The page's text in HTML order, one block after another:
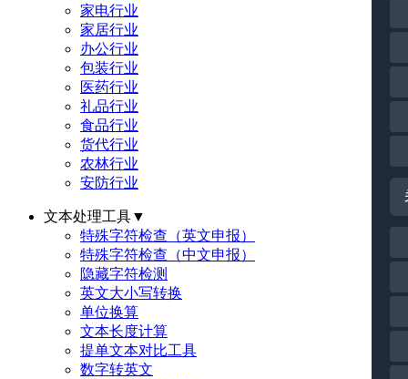
家电行业
家居行业
办公行业
包装行业
医药行业
礼品行业
食品行业
货代行业
农林行业
安防行业
文本处理工具▼
特殊字符检查（英文申报）
特殊字符检查（中文申报）
隐藏字符检测
英文大小写转换
单位换算
文本长度计算
提单文本对比工具
数字转英文